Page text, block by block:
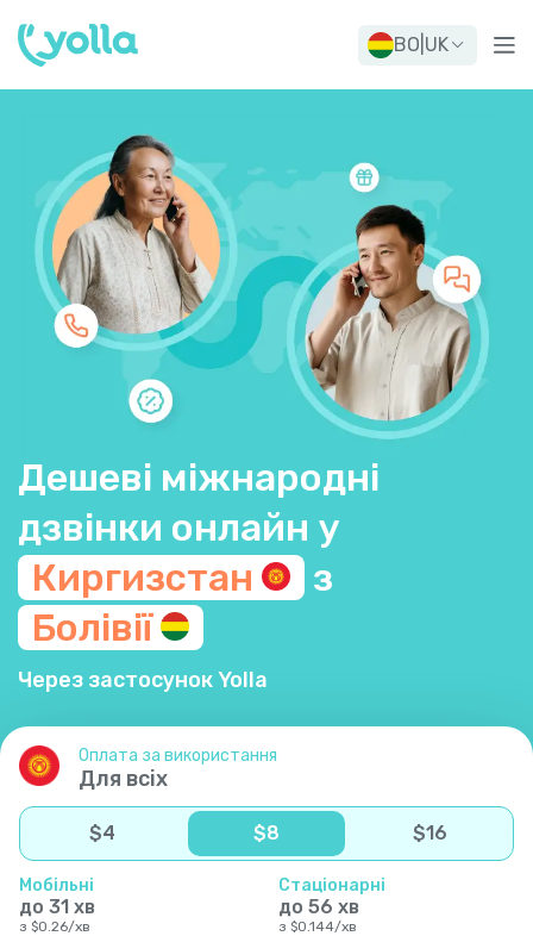
BO UK
Дешеві міжнародні
дзвінки онлайн у
Киргизстан
з
Болівії
Через застосунок Yolla
Оплата за використання
Для всіх
$4 $8 $16
Мобільні
до 31 хв
з $0.26/хв
Стаціонарні
до 56 хв
з $0.144/хв